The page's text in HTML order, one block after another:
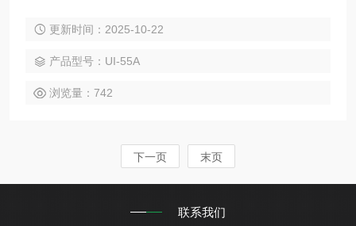
更新时间：2025-10-22
产品型号：UI-55A
浏览量：742
下一页 末页
联系我们